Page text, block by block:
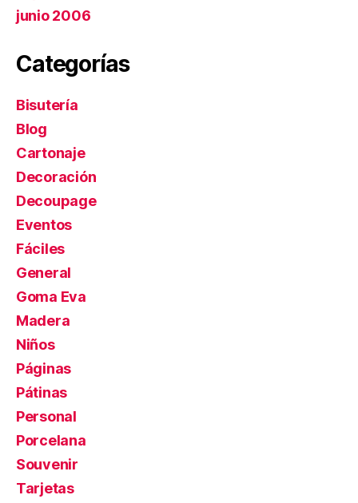
junio 2006
Categorías
Bisutería
Blog
Cartonaje
Decoración
Decoupage
Eventos
Fáciles
General
Goma Eva
Madera
Niños
Páginas
Pátinas
Personal
Porcelana
Souvenir
Tarjetas